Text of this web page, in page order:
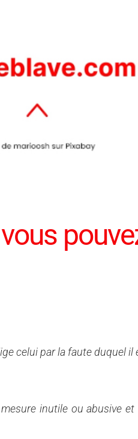
celui par la faute duquel il
inutile ou abusive